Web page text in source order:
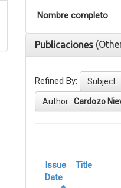
Nombre completo
Publicaciones
Refined By: Subject:
Author: Cardozo
Issue
Date
Title